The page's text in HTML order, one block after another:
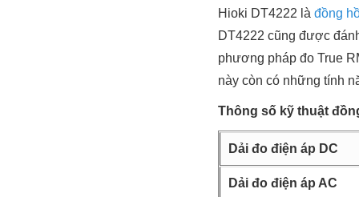
Hioki DT4222 là đồng
DT4222 cũng được
phương pháp đo True
này còn có những tính
Thông số kỹ thuật
Dải đo điện áp DC
Dải đo điện áp AC